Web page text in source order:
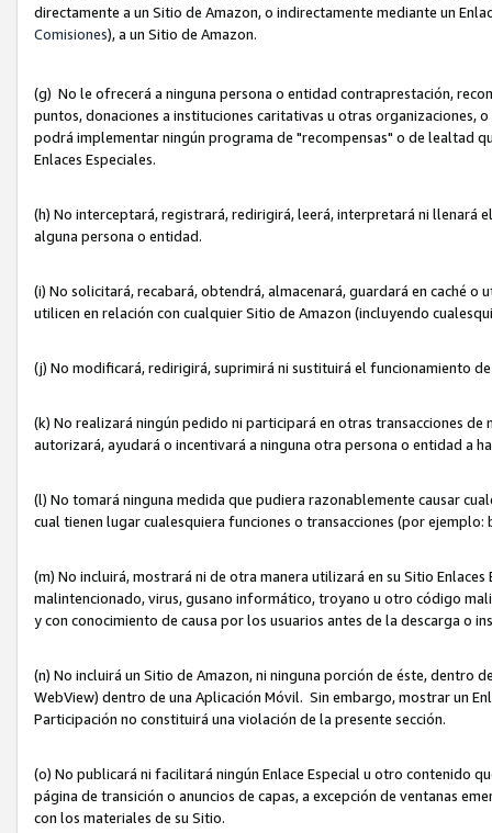
directamente a un Sitio de Amazon, o indirectamente mediante un
Comisiones), a un Sitio de Amazon.
(g) No le ofrecerá a ninguna persona o entidad contraprestación,
puntos, donaciones a instituciones caritativas u otras organizaciones,
podrá implementar ningún programa de "recompensas" o de lealtad
Enlaces Especiales.
(h) No interceptará, registrará, redirigirá, leerá, interpretará ni
alguna persona o entidad.
(i) No solicitará, recabará, obtendrá, almacenará, guardará en caché
utilicen en relación con cualquier Sitio de Amazon (incluyendo
(j) No modificará, redirigirá, suprimirá ni sustituirá el funcionamiento
(k) No realizará ningún pedido ni participará en otras transacciones
autorizará, ayudará o incentivará a ninguna otra persona o entidad a
(l) No tomará ninguna medida que pudiera razonablemente causar
cual tienen lugar cualesquiera funciones o transacciones (por
(m) No incluirá, mostrará ni de otra manera utilizará en su Sitio
malintencionado, virus, gusano informático, troyano u otro código
y con conocimiento de causa por los usuarios antes de la descarga
(n) No incluirá un Sitio de Amazon, ni ninguna porción de éste,
WebView) dentro de una Aplicación Móvil. Sin embargo, mostrar un
Participación no constituirá una violación de la presente sección.
(o) No publicará ni facilitará ningún Enlace Especial u otro contenido
página de transición o anuncios de capas, a excepción de ventanas
con los materiales de su Sitio.